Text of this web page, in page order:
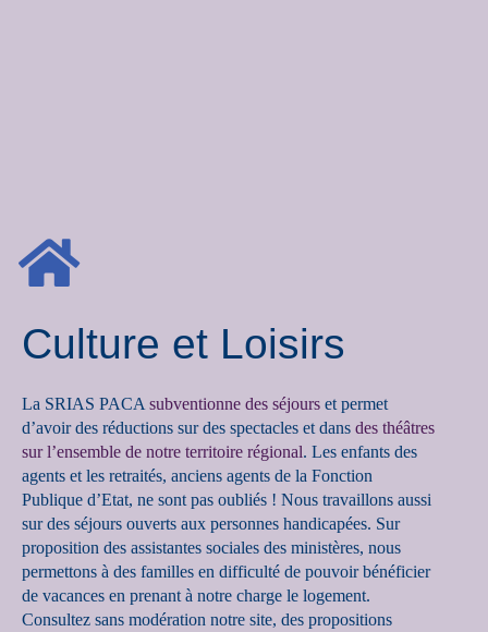
Culture et Loisirs
La SRIAS PACA subventionne des séjours et permet
d’avoir des réductions sur des spectacles et dans des théâtres
sur l’ensemble de notre territoire régional. Les enfants des
agents et les retraités, anciens agents de la Fonction
Publique d’Etat, ne sont pas oubliés ! Nous travaillons aussi
sur des séjours ouverts aux personnes handicapées. Sur
proposition des assistantes sociales des ministères, nous
permettons à des familles en difficulté de pouvoir bénéficier
de vacances en prenant à notre charge le logement.
Consultez sans modération notre site, des propositions